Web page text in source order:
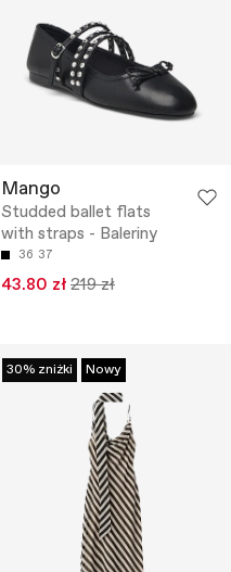
Mango
Studded ballet flats
with straps - Baleriny
36 37
43.80 zł 219 zł
30% zniżki Nowy